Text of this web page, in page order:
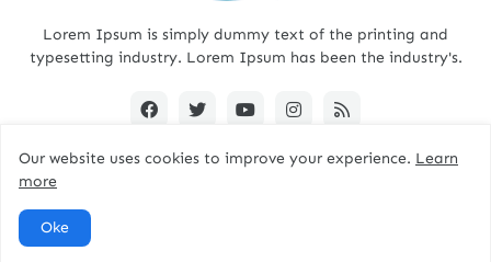
Lorem Ipsum is simply dummy text of the printing and
typesetting industry. Lorem Ipsum has been the industry's.
Our website uses cookies to improve your experience. Learn
more
Oke